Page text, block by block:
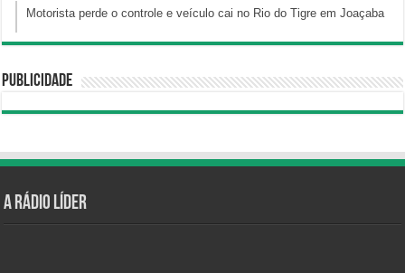
Motorista perde o controle e veículo cai no Rio do Tigre em Joaçaba
Publicidade
A Rádio Líder